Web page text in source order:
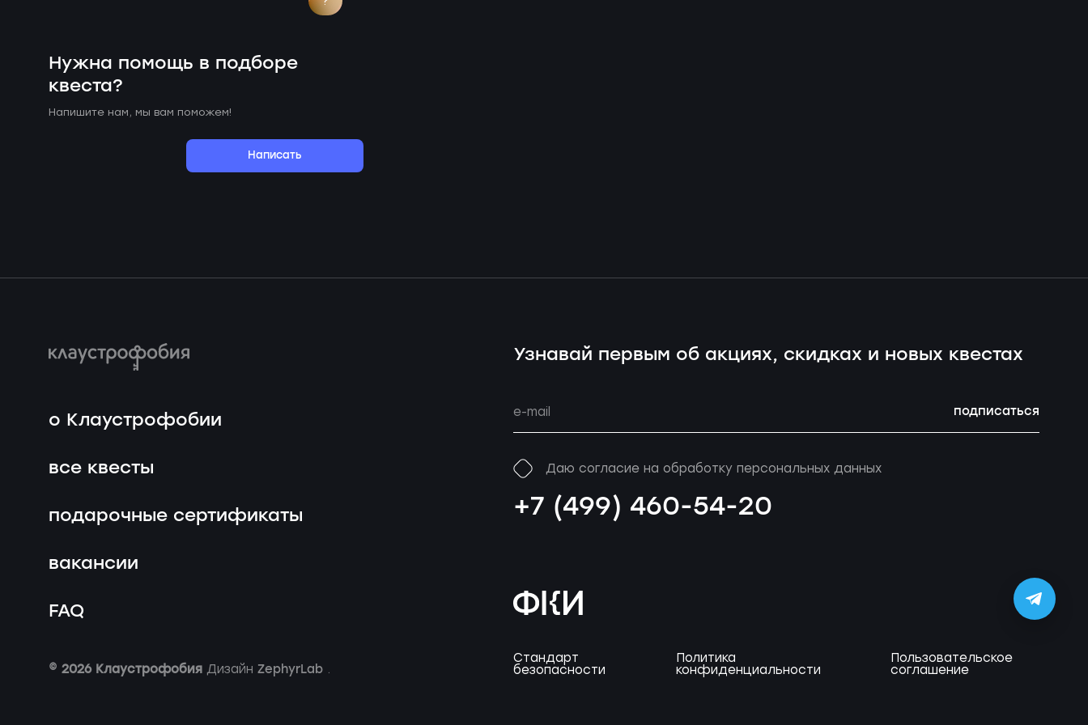
Нужна помощь в подборе
квеста?
Напишите нам, мы вам поможем!
Написать
о Клаустрофобии
все квесты
подарочные сертификаты
вакансии
FAQ
© 2026 Клаустрофобия Дизайн ZephyrLab .
Узнавай первым об акциях, скидках и новых квестах
подписаться
Даю согласие на обработку персональных данных
+7 (499) 460-54-20
Стандарт
безопасности
Политика
конфиденциальности
Пользовательское
соглашение